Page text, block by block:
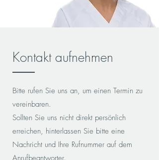
Kontakt aufnehmen
Bitte rufen Sie uns an, um einen Termin zu
vereinbaren.
Sollten Sie uns nicht direkt persönlich
erreichen, hinterlassen Sie bitte eine
Nachricht und Ihre Rufnummer auf dem
Anrufbeantworter.